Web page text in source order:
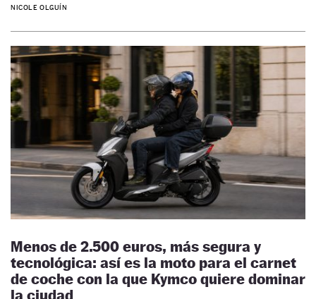
NICOLE OLGUÍN
Menos de 2.500 euros, más segura y
tecnológica: así es la moto para el carnet
de coche con la que Kymco quiere dominar
la ciudad